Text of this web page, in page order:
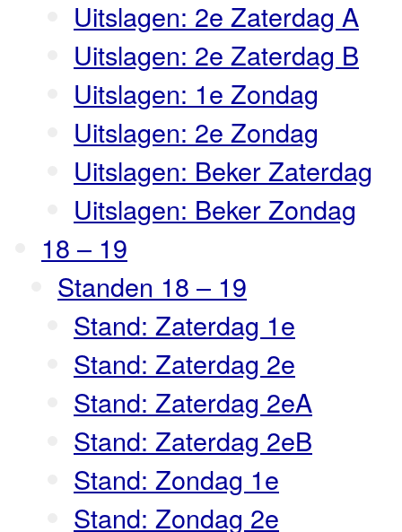
Uitslagen: 2e Zaterdag A
Uitslagen: 2e Zaterdag B
Uitslagen: 1e Zondag
Uitslagen: 2e Zondag
Uitslagen: Beker Zaterdag
Uitslagen: Beker Zondag
18 – 19
Standen 18 – 19
Stand: Zaterdag 1e
Stand: Zaterdag 2e
Stand: Zaterdag 2eA
Stand: Zaterdag 2eB
Stand: Zondag 1e
Stand: Zondag 2e